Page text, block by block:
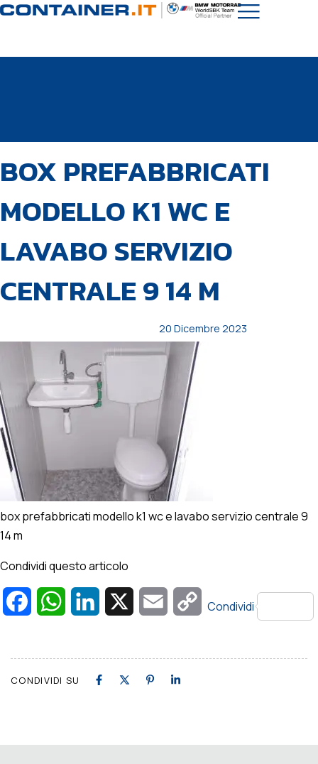
IN:
BOX PREFABBRICATI
MODELLO K1 WC E
LAVABO SERVIZIO
CENTRALE 9 14 M
il:
20 Dicembre 2023
box prefabbricati modello k1 wc e lavabo servizio centrale 9
14 m
Condividi questo articolo
FacebookWhatsAppLinkedIn Email
Copy
Condividi
CONDIVIDI SU